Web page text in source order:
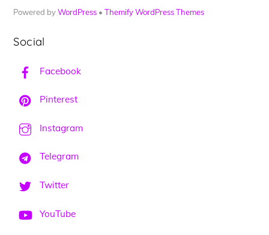
Powered byWordPress •Themify WordPress Themes
Social
Facebook
Pinterest
Instagram
Telegram
Twitter
YouTube